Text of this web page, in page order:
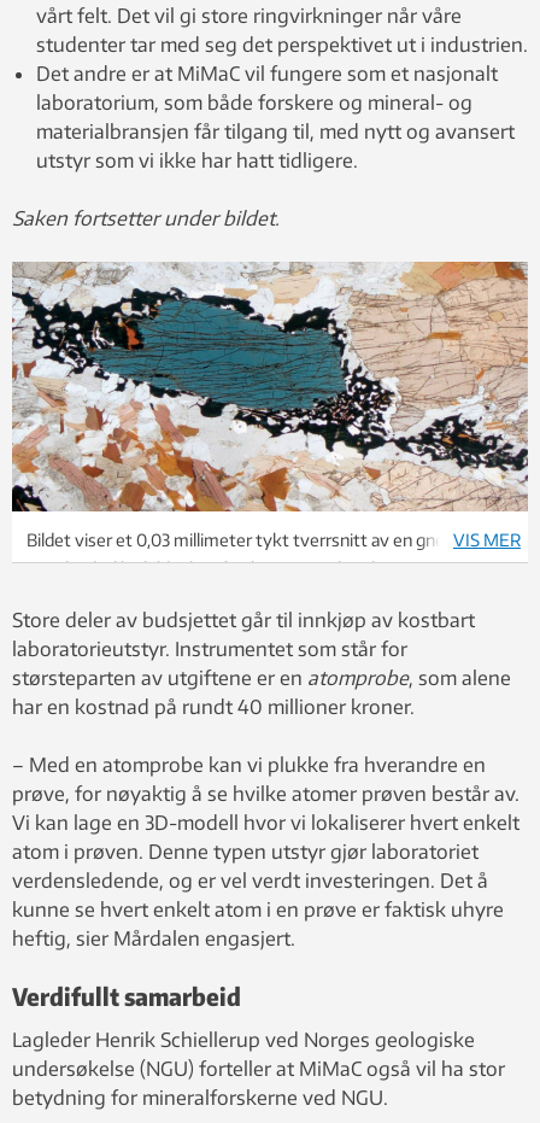
vårt felt. Det vil gi store ringvirkninger når våre
studenter tar med seg det perspektivet ut i industrien.
Det andre er at MiMaC vil fungere som et nasjonalt
laboratorium, som både forskere og mineral- og
materialbransjen får tilgang til, med nytt og avansert
utstyr som vi ikke har hatt tidligere.
Saken fortsetter under bildet.
Bildet viser et 0,03 millimeter tykt tverrsnitt av en gneis fra
Rogaland. Slike bilder kan forskere se i mikroskop.
VIS MER
Store deler av budsjettet går til innkjøp av kostbart
laboratorieutstyr. Instrumentet som står for
størsteparten av utgiftene er en atomprobe, som alene
har en kostnad på rundt 40 millioner kroner.
– Med en atomprobe kan vi plukke fra hverandre en
prøve, for nøyaktig å se hvilke atomer prøven består av.
Vi kan lage en 3D-modell hvor vi lokaliserer hvert enkelt
atom i prøven. Denne typen utstyr gjør laboratoriet
verdensledende, og er vel verdt investeringen. Det å
kunne se hvert enkelt atom i en prøve er faktisk uhyre
heftig, sier Mårdalen engasjert.
Verdifullt samarbeid
Lagleder Henrik Schiellerup ved Norges geologiske
undersøkelse (NGU) forteller at MiMaC også vil ha stor
betydning for mineralforskerne ved NGU.